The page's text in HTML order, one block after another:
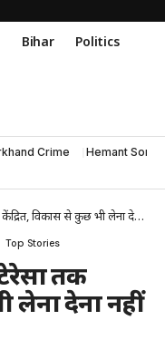
Bihar Politics
Crime Hemant Soren
से कुछ भी लेना देना नहीं : नवीन जायसवाल
Top Stories
तक
लेना देना नहीं